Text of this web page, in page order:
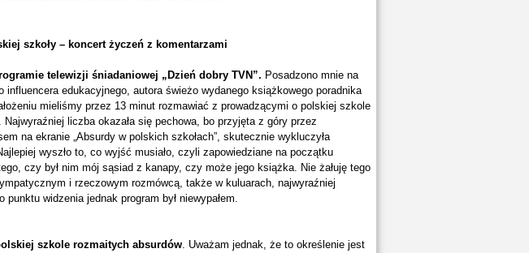
szkoły – koncert życzeń z komentarzami
telewizji śniadaniowej „Dzień dobry TVN”. Posadzono mnie na
influencera edukacyjnego, autora świeżo wydanego książkowego poradnika
mieliśmy przez 13 minut rozmawiać z prowadzącymi o polskiej szkole
liczba okazała się pechowa, bo przyjęta z góry przez
na ekranie „Absurdy w polskich szkołach”, skutecznie wykluczyła
wyszło to, co wyjść musiało, czyli zapowiedziane na początku
czy był nim mój sąsiad z kanapy, czy może jego książka. Nie żałuję tego
i rzeczowym rozmówcą, także w kuluarach, najwyraźniej
widzenia jednak program był niewypałem.
szkole rozmaitych absurdów. Uważam jednak, że to określenie jest